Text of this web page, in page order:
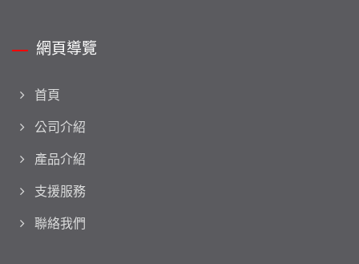
網頁導覽
首頁
公司介紹
產品介紹
支援服務
聯絡我們